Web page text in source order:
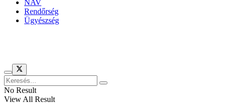
NAV
Rendőrség
Ügyészség
No Result
View All Result